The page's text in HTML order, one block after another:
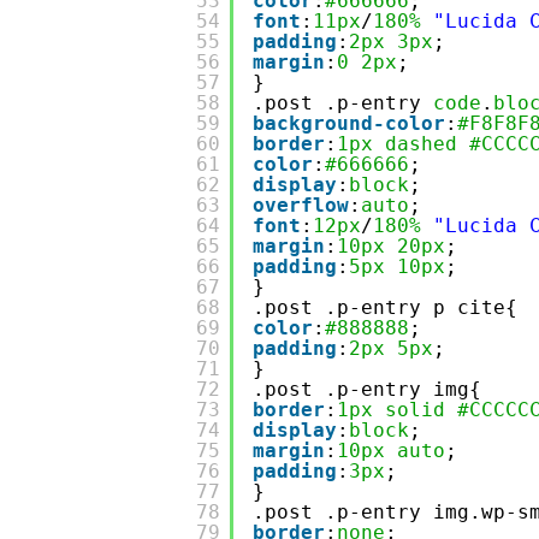
54
55
56
57
58
59
60
61
62
63
64
65
66
67
68
69
70
71
72
73
74
75
76
77
78
79
font : 11px/180% "Lucida
padding : 2px 3px ;
margin : 0 2px ;
}
.post .p-entry code .
background-color : #F8F8F8
border : 1px dashed
color : #666666 ;
display : block;
overflow: auto ;
font : 12px/180% "Lucida
margin : 10px 20px ;
padding : 5px 10px ;
}
.post .p-entry p cite{
color : #888888 ;
padding : 2px 5px ;
}
.post .p-entry img{
border : 1px solid #CCCCCC
display : block;
margin : 10px auto ;
padding : 3px ;
}
.post .p-entry img.wp-
border : none ;